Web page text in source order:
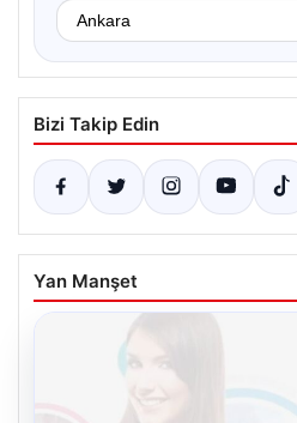
Bizi Takip Edin
Yan Manşet